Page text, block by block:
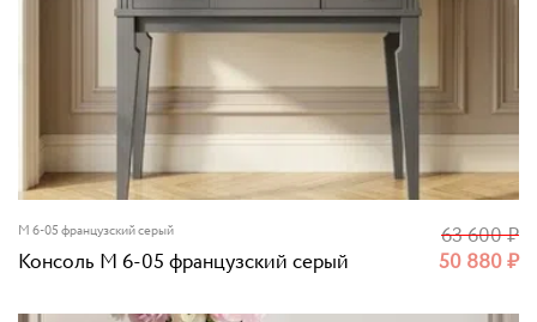
М 6-05 французский серый
Консоль М 6-05 французский серый 50 880₽
63 600₽